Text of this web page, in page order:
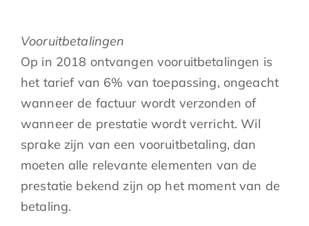
Vooruitbetalingen
Op in 2018 ontvangen vooruitbetalingen is
het tarief van 6% van toepassing, ongeacht
wanneer de factuur wordt verzonden of
wanneer de prestatie wordt verricht. Wil
sprake zijn van een vooruitbetaling, dan
moeten alle relevante elementen van de
prestatie bekend zijn op het moment van de
betaling.